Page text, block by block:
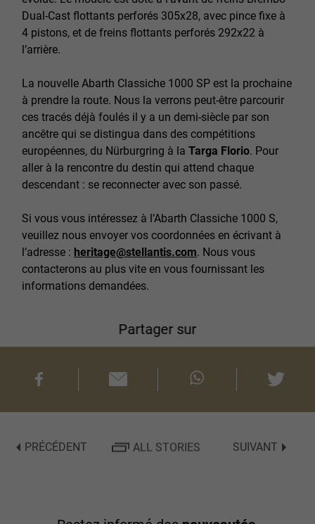
Dual-Cast flottants perforés 305x28, avec pince fixe à
4 pistons, et de freins flottants perforés 292x22 à
l’arrière.
La nouvelle Abarth Classiche 1000 SP est la prochaine
à prendre la route. Nous la verrons peut-être parcourir
ces tracés déjà foulés il y a un demi-siècle par son
ancêtre qui se distingua dans des compétitions
européennes, du Nürburgring à la Targa Florio. Pour
aller à la rencontre du destin qui attend chaque
descendant : se reconnecter avec son passé.
Si vous vous intéressez à l’Abarth Classiche 1000 S,
veuillez nous envoyer vos coordonnées en écrivant à
l’adresse : heritage@stellantis.com. Nous vous
contacterons au plus vite en vous fournissant les
informations demandées.
Partager sur
PRÉCÉDENT ALL STORIES SUIVANT